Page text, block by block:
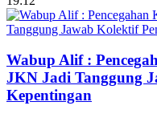
Wabup Alif :
JKN Jadi Tanggung
Kepentingan